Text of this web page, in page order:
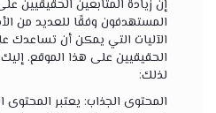
إن زيادة المتابعين
المستهدفون وفقًا للعديد من
الآليات التي يمكن أن تساعدك
الحقيقيين على هذا الموقع.
لذلك:
المحتوى الجذاب: يعتبر المحتوى